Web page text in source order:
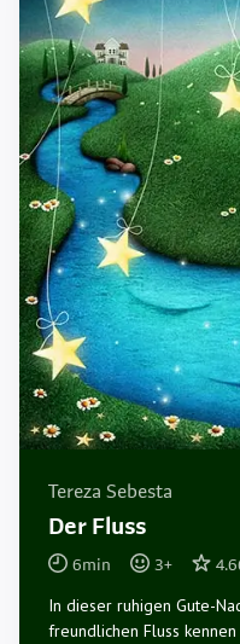
Tereza Sebesta
Der Fluss
6min 3+
In dieser ruhigen Gute-
freundlichen Fluss